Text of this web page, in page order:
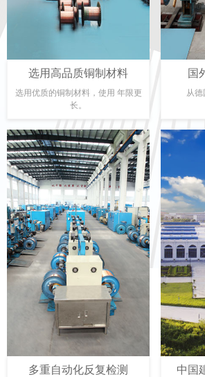
选用高品质铜制材料
选用优质的铜制材料，使用 年限更
长。
国
从
多重自动化反复检测 中国